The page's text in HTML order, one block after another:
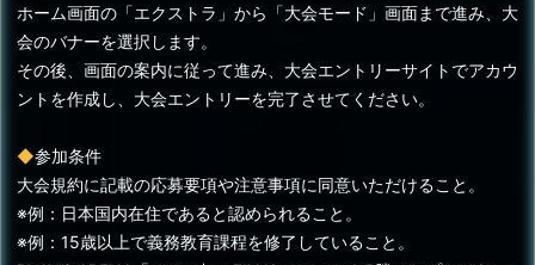
ホーム画面の「エクストラ」から「大会モード」画面まで進み、大
会のバナーを選択します。
その後、画面の案内に従って進み、大会エントリーサイトでアカウ
ントを作成し、大会エントリーを完了させてください。
◆参加条件
大会規約に記載の応募要項や注意事項に同意いただけること。
※例：日本国内在住であると認められること。
※例：15歳以上で義務教育課程を修了していること。